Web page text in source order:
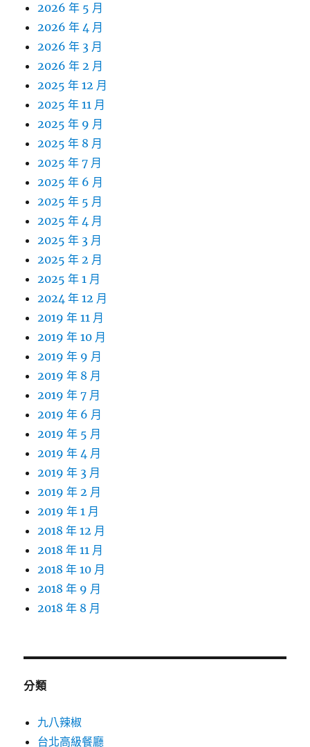
2026 年 5 月
2026 年 4 月
2026 年 3 月
2026 年 2 月
2025 年 12 月
2025 年 11 月
2025 年 9 月
2025 年 8 月
2025 年 7 月
2025 年 6 月
2025 年 5 月
2025 年 4 月
2025 年 3 月
2025 年 2 月
2025 年 1 月
2024 年 12 月
2019 年 11 月
2019 年 10 月
2019 年 9 月
2019 年 8 月
2019 年 7 月
2019 年 6 月
2019 年 5 月
2019 年 4 月
2019 年 3 月
2019 年 2 月
2019 年 1 月
2018 年 12 月
2018 年 11 月
2018 年 10 月
2018 年 9 月
2018 年 8 月
分類
九八辣椒
台北高級餐廳